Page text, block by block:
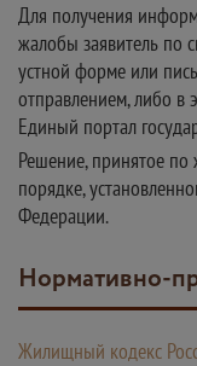
Для получения
жалобы заявитель по
устной форме или
отправлением, либо в
Единый портал
Решение, принятое
порядке,
Федерации.
Нормативно-
Жилищный кодекс